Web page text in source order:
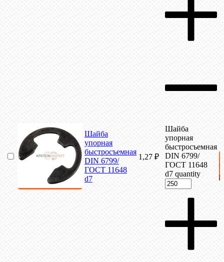
Шайба
упорная
быстросъемная
DIN 6799/
ГОСТ 11648
d7
1,27 ₽
Шайба
упорная
быстросъемная
DIN 6799/
ГОСТ 11648
d7 quantity
В